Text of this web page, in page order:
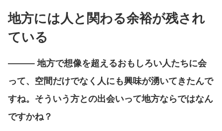
地方には人と関わる余裕が残され
ている
――― 地方で想像を超えるおもしろい人たちに会
って、空間だけでなく人にも興味が湧いてきたんで
すね。そういう方との出会いって地方ならではなん
ですかね？